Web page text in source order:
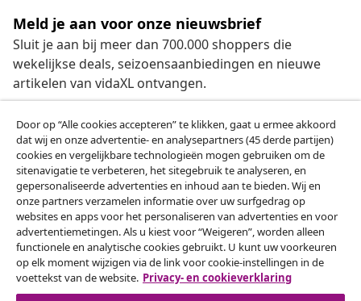
Meld je aan voor onze nieuwsbrief
Sluit je aan bij meer dan 700.000 shoppers die
wekelijkse deals, seizoensaanbiedingen en nieuwe
artikelen van vidaXL ontvangen.
Onze sociale media
Herroeping van de overeenkomst
Een annulering voor je bestelling indienen
Herroeping van de overeenkomst
Door op “Alle cookies accepteren” te klikken, gaat u ermee akkoord
dat wij en onze advertentie- en analysepartners (45 derde partijen)
cookies en vergelijkbare technologieën mogen gebruiken om de
sitenavigatie te verbeteren, het sitegebruik te analyseren, en
gepersonaliseerde advertenties en inhoud aan te bieden. Wij en
onze partners verzamelen informatie over uw surfgedrag op
websites en apps voor het personaliseren van advertenties en voor
advertentiemetingen. Als u kiest voor “Weigeren”, worden alleen
functionele en analytische cookies gebruikt. U kunt uw voorkeuren
op elk moment wijzigen via de link voor cookie-instellingen in de
voettekst van de website. Privacy- en cookieverklaring